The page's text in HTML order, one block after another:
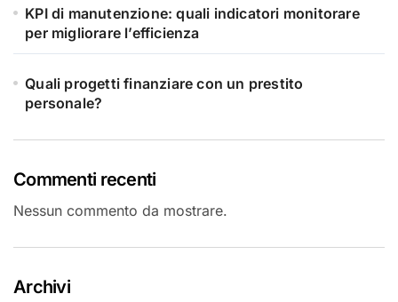
KPI di manutenzione: quali indicatori monitorare
per migliorare l’efficienza
Quali progetti finanziare con un prestito
personale?
Commenti recenti
Nessun commento da mostrare.
Archivi